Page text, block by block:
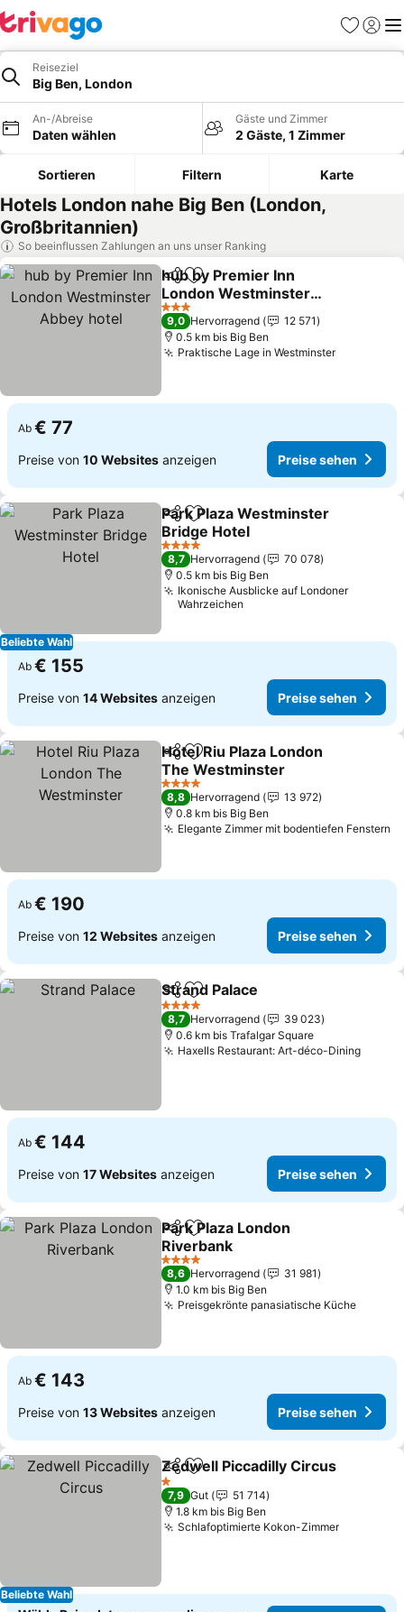
Favoriten
Reiseziel
Big Ben, London
An-/Abreise
Daten wählen
Gäste und Zimmer
2 Gäste, 1 Zimmer
Sortieren Filtern Karte
Hotels London nahe Big Ben (London,
Großbritannien)
So beeinflussen Zahlungen an uns unser Ranking
TeilenZu Favoriten hinzufügen
hub by Premier Inn
London Westminster
Abbey hotel
3 Sterne
9,0 Hervorragend
12 571
0.5 km bis Big Ben
Praktische Lage in Westminster
Ab € 77
Preise von 10 Websites anzeigen Preise sehen
Beliebte Wahl
TeilenZu Favoriten hinzufügen
Park Plaza Westminster
Bridge Hotel
4 Sterne
8,7 Hervorragend
70 078
0.5 km bis Big Ben
Ikonische Ausblicke auf Londoner
Wahrzeichen
Ab € 155
Preise von 14 Websites anzeigen Preise sehen
TeilenZu Favoriten hinzufügen
Hotel Riu Plaza London
The Westminster
4 Sterne
8,8 Hervorragend
13 972
0.8 km bis Big Ben
Elegante Zimmer mit bodentiefen Fenstern
Ab € 190
Preise von 12 Websites anzeigen Preise sehen
TeilenZu Favoriten hinzufügen
Strand Palace
4 Sterne
8,7 Hervorragend
39 023
0.6 km bis Trafalgar Square
Haxells Restaurant: Art-déco-Dining
Ab € 144
Preise von 17 Websites anzeigen Preise sehen
TeilenZu Favoriten hinzufügen
Park Plaza London
Riverbank
4 Sterne
8,6 Hervorragend
31 981
1.0 km bis Big Ben
Preisgekrönte panasiatische Küche
Ab € 143
Preise von 13 Websites anzeigen Preise sehen
Beliebte Wahl
TeilenZu Favoriten hinzufügen
Zedwell Piccadilly Circus
1 Sterne
7,9 Gut
51 714
1.8 km bis Big Ben
Schlafoptimierte Kokon-Zimmer